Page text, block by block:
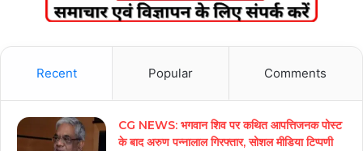
Recent Popular Comments
CG NEWS: भगवान शिव पर कथित आपत्तिजनक पोस्ट
के बाद अरुण पन्नालाल गिरफ्तार, सोशल मीडिया टिप्पणी